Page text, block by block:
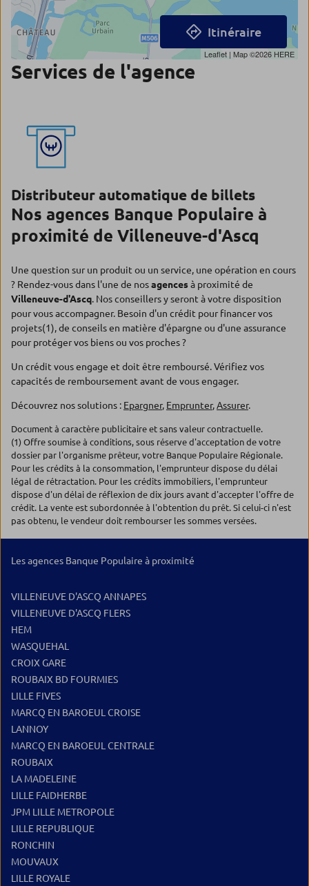
Leaflet | Map ©2026 HERE
Itinéraire
Services de l'agence
Distributeur automatique de billets
Nos agences Banque Populaire à
proximité de Villeneuve-d'Ascq
Une question sur un produit ou un service, une opération en cours
? Rendez-vous dans l'une de nosagencesà proximité de
Villeneuve-d'Ascq. Nos conseillers y seront à votre disposition
pour vous accompagner. Besoin d'un crédit pour financer vos
projets(1), de conseils en matière d'épargne ou d'une assurance
pour protéger vos biens ou vos proches ?
Un crédit vous engage et doit être remboursé. Vérifiez vos
capacités de remboursement avant de vous engager.
Découvrez nos solutions : Epargner, Emprunter,Assurer.
Document à caractère publicitaire et sans valeur contractuelle.
(1) Offre soumise à conditions, sous réserve d'acceptation de votre
dossier par l'organisme prêteur, votre Banque Populaire Régionale.
Pour les crédits à la consommation, l'emprunteur dispose du délai
légal de rétractation. Pour les crédits immobiliers, l'emprunteur
dispose d'un délai de réflexion de dix jours avant d'accepter l'offre de
crédit. La vente est subordonnée à l'obtention du prêt. Si celui-ci n'est
pas obtenu, le vendeur doit rembourser les sommes versées.
Les agences Banque Populaire à proximité
VILLENEUVE D'ASCQ ANNAPES
VILLENEUVE D'ASCQ FLERS
HEM
WASQUEHAL
CROIX GARE
ROUBAIX BD FOURMIES
LILLE FIVES
MARCQ EN BAROEUL CROISE
LANNOY
MARCQ EN BAROEUL CENTRALE
ROUBAIX
LA MADELEINE
LILLE FAIDHERBE
JPM LILLE METROPOLE
LILLE REPUBLIQUE
RONCHIN
MOUVAUX
LILLE ROYALE